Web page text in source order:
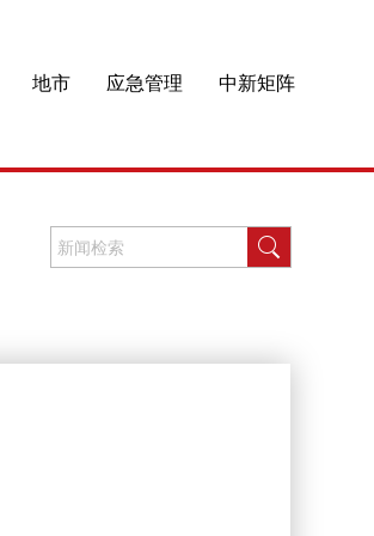
地市 应急管理 中新矩阵